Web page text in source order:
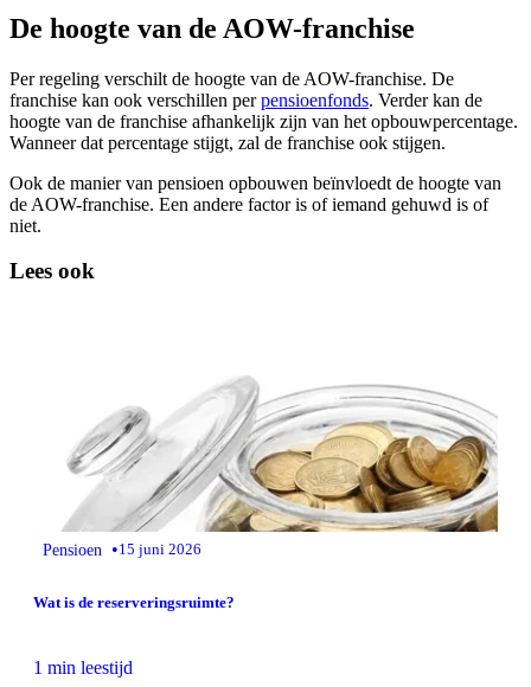
with
content.
De hoogte van de AOW-franchise
Per regeling verschilt de hoogte van de AOW-franchise. De
franchise kan ook verschillen perpensioenfonds. Verder kan de
hoogte van de franchise afhankelijk zijn van het opbouwpercentage.
Wanneer dat percentage stijgt, zal de franchise ook stijgen.
Ook de manier van pensioen opbouwen beïnvloedt de hoogte van
de AOW-franchise. Een andere factor is of iemand gehuwd is of
niet.
Lees ook
Pensioen •15 juni 2026
Wat is de reserveringsruimte?
1 min leestijd